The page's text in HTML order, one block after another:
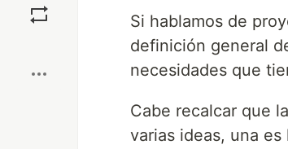
Si hablamos de
definición general
necesidades que
Cabe recalcar que
varias ideas, una